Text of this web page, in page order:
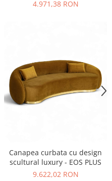
4.971,38 RON
Canapea curbata cu design
scultural luxury - EOS PLUS
9.622,02 RON